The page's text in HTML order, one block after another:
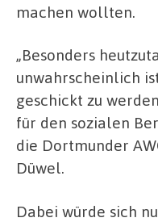
machen wollten.
„Besonders
unwahrscheinlich
geschickt zu
für den sozialen
die Dortmunder
Düwel.
Dabei würde sich